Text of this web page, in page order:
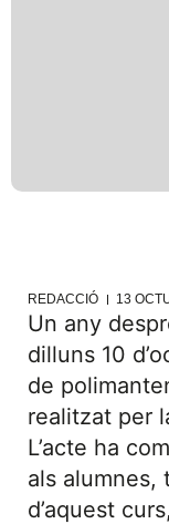
REDACCIÓ 13
Un any
dilluns 10
de
realitzat per
L’acte ha
als alumnes,
d’aquest